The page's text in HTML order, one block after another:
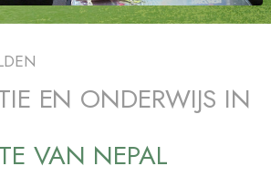
EN ONDERWIJS IN
VAN NEPAL